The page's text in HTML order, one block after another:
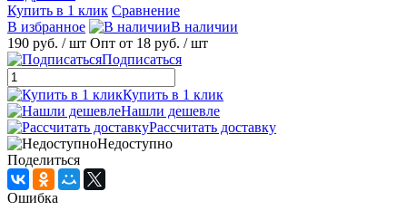
Купить в 1 клик Сравнение
В избранное
В наличии
190 руб. / шт Опт от 18 руб. / шт
Подписаться
Купить в 1 клик
Нашли дешевле
Рассчитать доставку
Недоступно
Поделиться
Ошибка